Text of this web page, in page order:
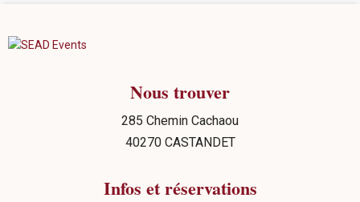
Nous trouver
285 Chemin Cachaou
40270 CASTANDET
Infos et réservations